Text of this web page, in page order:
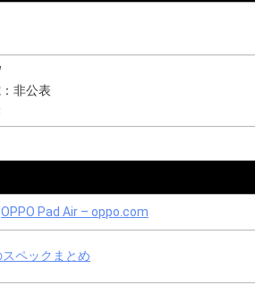
非公表
OPPO Pad Air – oppo.com
ペックまとめ